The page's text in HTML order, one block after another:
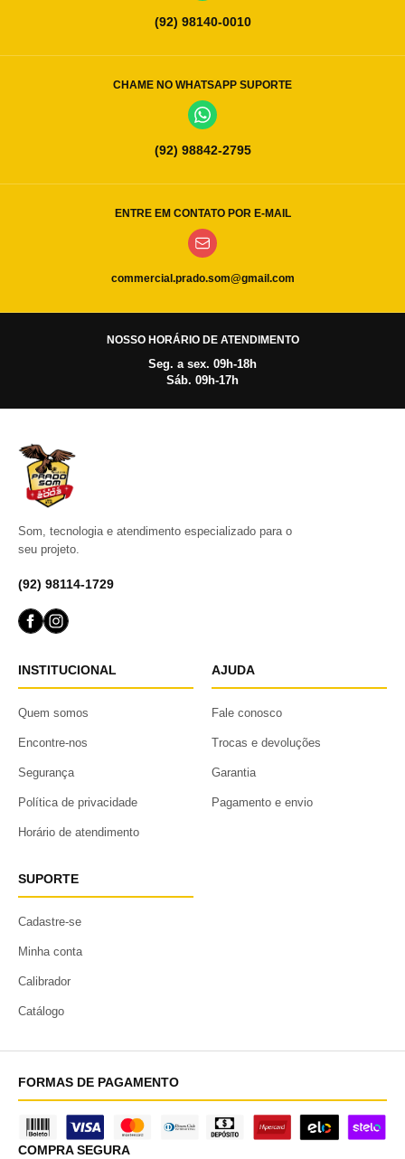
(92) 98140-0010
CHAME NO WHATSAPP SUPORTE
(92) 98842-2795
ENTRE EM CONTATO POR E-MAIL
commercial.prado.som@gmail.com
NOSSO HORÁRIO DE ATENDIMENTO
Seg. a sex. 09h-18h
Sáb. 09h-17h
Som, tecnologia e atendimento especializado para o
seu projeto.
(92) 98114-1729
INSTITUCIONAL
Quem somos
Encontre-nos
Segurança
Política de privacidade
Horário de atendimento
AJUDA
Fale conosco
Trocas e devoluções
Garantia
Pagamento e envio
SUPORTE
Cadastre-se
Minha conta
Calibrador
Catálogo
FORMAS DE PAGAMENTO
COMPRA SEGURA